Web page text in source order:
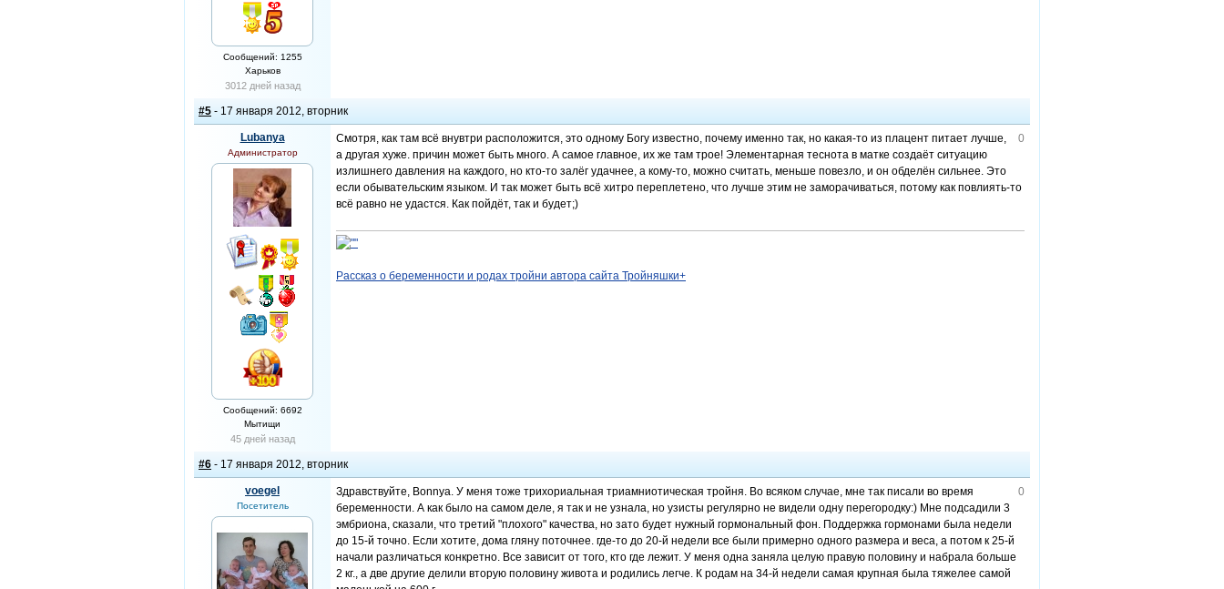
Сообщений: 1255
Харьков
3012 дней назад
#5 - 17 января 2012, вторник
Lubanya
Администратор
Сообщений: 6692
Мытищи
45 дней назад
0
Смотря, как там всё внувтри расположится, это одному Богу известно, почему именно так, но какая-то из плацент питает лучше,
а другая хуже. причин может быть много. А самое главное, их же там трое! Элементарная теснота в матке создаёт ситуацию
излишнего давления на каждого, но кто-то залёг удачнее, а кому-то, можно считать, меньше повезло, и он обделён сильнее. Это
если обывательским языком. И так может быть всё хитро переплетено, что лучше этим не заморачиваться, потому как повлиять-то
всё равно не удастся. Как пойдёт, так и будет;)
Рассказ о беременности и родах тройни автора сайта Тройняшки+
#6 - 17 января 2012, вторник
voegel
Посетитель
0
Здравствуйте, Bonnya. У меня тоже трихориальная триамниотическая тройня. Во всяком случае, мне так писали во время
беременности. А как было на самом деле, я так и не узнала, но узисты регулярно не видели одну перегородку:) Мне подсадили 3
эмбриона, сказали, что третий "плохого" качества, но зато будет нужный гормональный фон. Поддержка гормонами была недели
до 15-й точно. Если хотите, дома гляну поточнее. где-то до 20-й недели все были примерно одного размера и веса, а потом к 25-й
начали различаться конкретно. Все зависит от того, кто где лежит. У меня одна заняла целую правую половину и набрала больше
2 кг., а две другие делили вторую половину живота и родились легче. К родам на 34-й недели самая крупная была тяжелее самой